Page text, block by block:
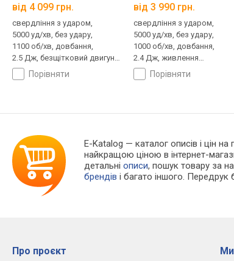
від 4 099 грн.
свердління з ударом,
5000 уд/хв, без удару,
1100 об/хв, довбання,
2.5 Дж, безщітковий двигун,
живлення акумулятор, 20 В,
не в комплекті, вага 3.63 кг
порівняти
від 3 990 грн.
свердління з ударом,
5000 уд/хв, без удару,
1000 об/хв, довбання,
2.4 Дж, живлення
акумулятор, 20 В, не в
комплекті, підсвічування,
порівняти
E-Katalog — каталог описів і цін
найкращою ціною в інтернет-
детальніописи, пошук товару за
брендів і багато іншого. Передрук
Про проєкт Ми